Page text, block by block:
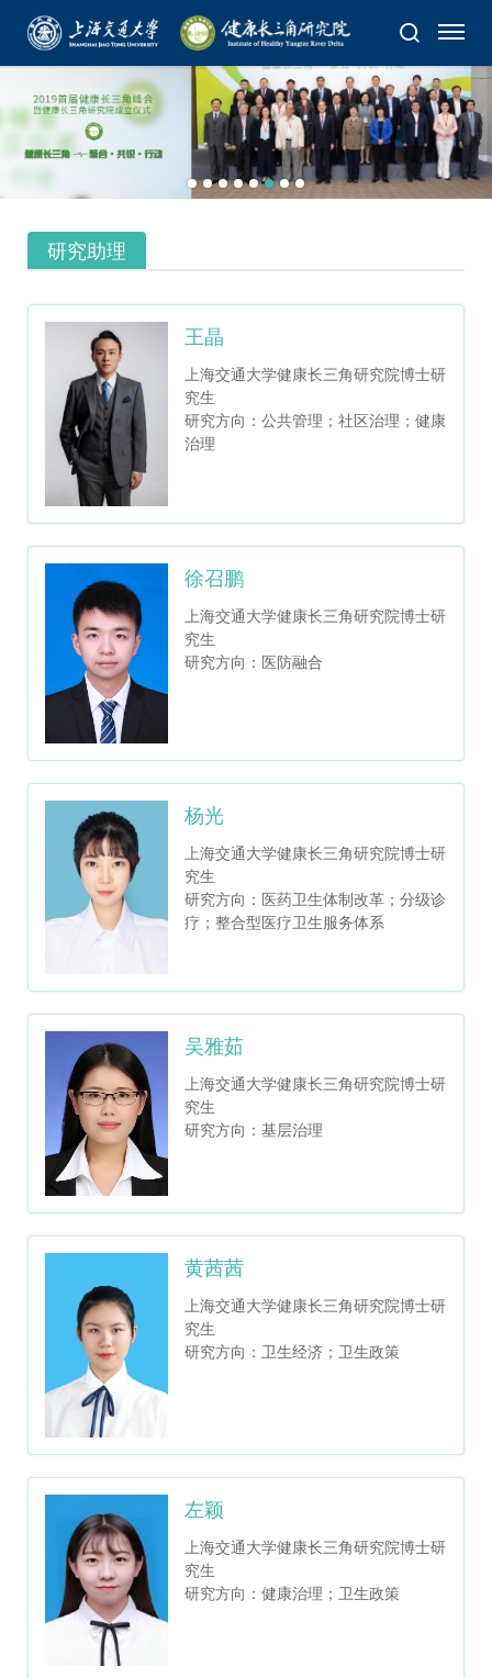
研究助理
王晶
上海交通大学健康长三角研究院博士研
究生
研究方向：公共管理；社区治理；健康
治理
徐召鹏
上海交通大学健康长三角研究院博士研
究生
研究方向：医防融合
杨光
上海交通大学健康长三角研究院博士研
究生
研究方向：医药卫生体制改革；分级诊
疗；整合型医疗卫生服务体系
吴雅茹
上海交通大学健康长三角研究院博士研
究生
研究方向：基层治理
黄茜茜
上海交通大学健康长三角研究院博士研
究生
研究方向：卫生经济；卫生政策
左颖
上海交通大学健康长三角研究院博士研
究生
研究方向：健康治理；卫生政策